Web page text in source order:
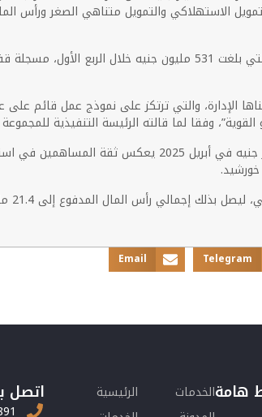
الاستهلاكي والتمويل متناهي الصغر ورأس
الإدارة، والتي ترتكز على نموذج عمل قائم على
وفقا لما قالته الرئيسة التنفيذية للمجموعة
تطلعات مستقبلية: “نجاح بلتون في إتمام ثاني عملية لزيادة
Telegram
Email
هامةالخدمات
الرئيسية
اتصل